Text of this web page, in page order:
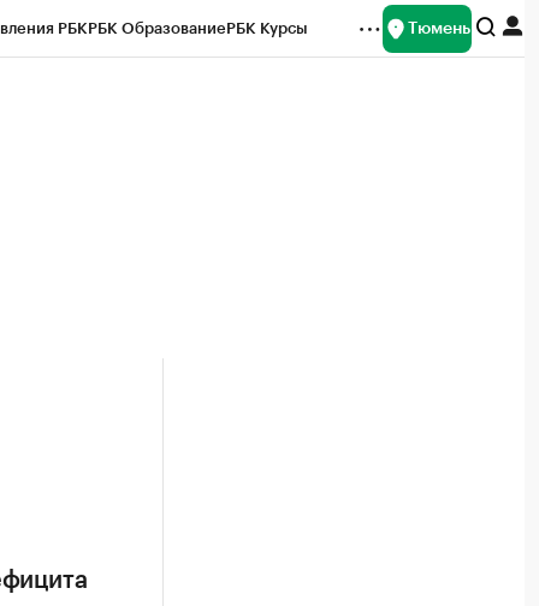
РБКРБК ОбразованиеРБК Курсы Тюмень